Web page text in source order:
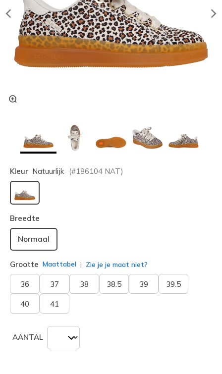
Kleur Natuurlijk (#186104 NAT)
geselecteerd
Breedte
Normaal
Grootte Maattabel Zie je je maat niet?
36 37 38 38.5 39 39.5
40 41
AANTAL